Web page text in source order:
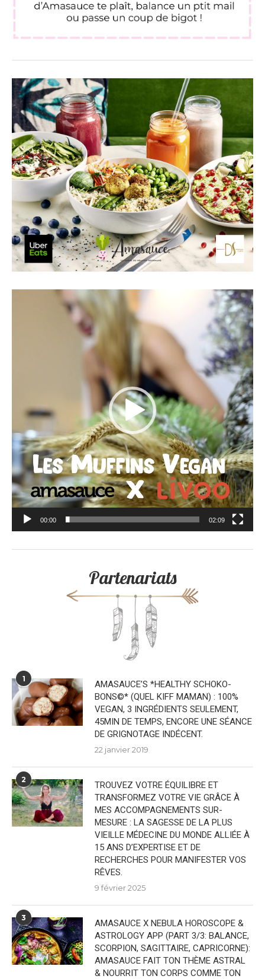
00:00 02:09
Partenariats
1
AMASAUCE’S *HEALTHY SCHOKO-
BONS©* (QUEL KIFF MAMAN) : 100%
VEGAN, 3 INGRÉDIENTS SEULEMENT,
45MIN DE TEMPS, ENCORE UNE SÉANCE
DE GRIGNOTAGE INDÉCENT.
22 janvier 2019
2
TROUVEZ VOTRE ÉQUILIBRE ET
TRANSFORMEZ VOTRE VIE GRÂCE À
MES ACCOMPAGNEMENTS SUR-
MESURE : LA SAGESSE DE LA PLUS
VIEILLE MÉDECINE DU MONDE ALLIÉE À
15 ANS D’EXPERTISE ET DE
RECHERCHES POUR MANIFESTER VOS
RÊVES.
9 février 2025
3
AMASAUCE X NEBULA HOROSCOPE &
ASTROLOGY APP (PART 3/3: BALANCE,
SCORPION, SAGITTAIRE, CAPRICORNE):
AMASAUCE FAIT TON THÈME ASTRAL
& NOURRIT TON CORPS COMME TON